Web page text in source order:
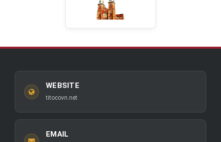
WEBSITE
titocovn.net
EMAIL